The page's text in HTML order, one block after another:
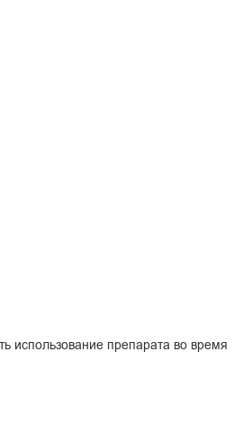
использование препарата во время